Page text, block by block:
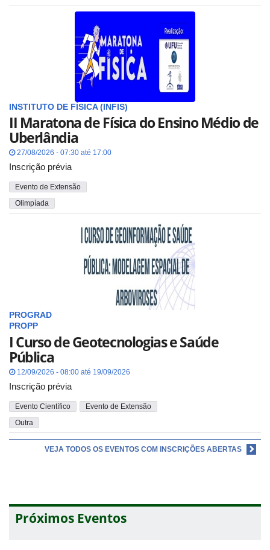
INSTITUTO DE FÍSICA (INFIS)
II Maratona de Física do Ensino Médio de
Uberlândia
27/08/2026 - 07:30 até 17:00
Inscrição prévia
Evento de Extensão
Olimpíada
PROGRAD
PROPP
I Curso de Geotecnologias e Saúde
Pública
12/09/2026 - 08:00 até 19/09/2026
Inscrição prévia
Evento Científico
Evento de Extensão
Outra
VEJA TODOS OS EVENTOS COM INSCRIÇÕES ABERTAS
Próximos Eventos